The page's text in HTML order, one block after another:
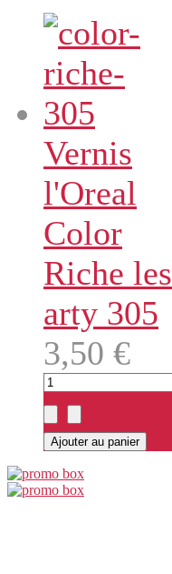
Vernis
l'Oreal
Color
Riche les
arty 305
3,50 €